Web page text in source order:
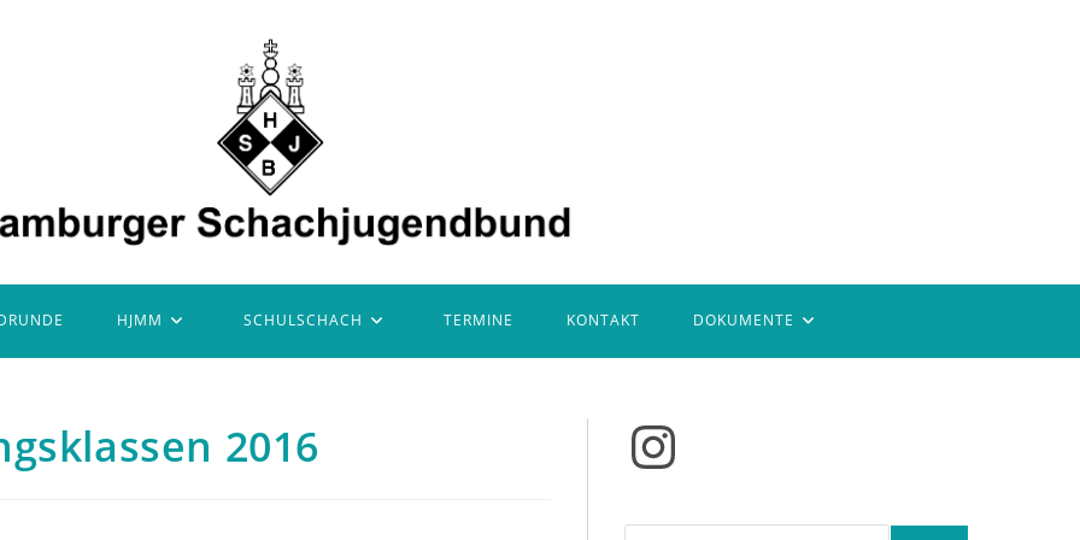
HJMM SCHULSCHACH TERMINE KONTAKT DOKUMENTE
2016 Instagram